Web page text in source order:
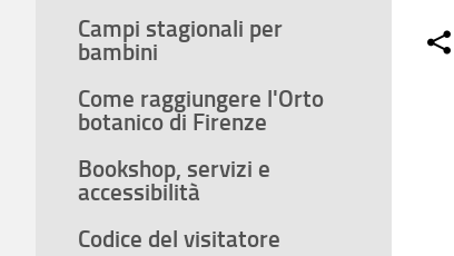
Campi stagionali per
bambini
Come raggiungere l'Orto
botanico di Firenze
Bookshop, servizi e
accessibilità
Codice del visitatore